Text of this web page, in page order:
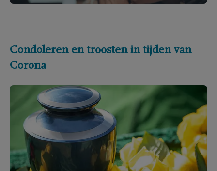
Condoleren en troosten in tijden van
Corona